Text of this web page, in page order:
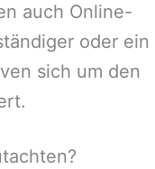
auch Online-
oder ein
sich um den